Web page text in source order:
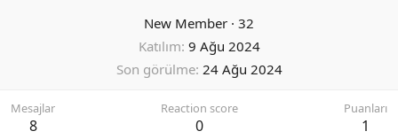
New Member · 32
Katılım 9 Ağu 2024
Son görülme 24 Ağu 2024
Mesajlar
8
Reaction score
0
Puanları
1